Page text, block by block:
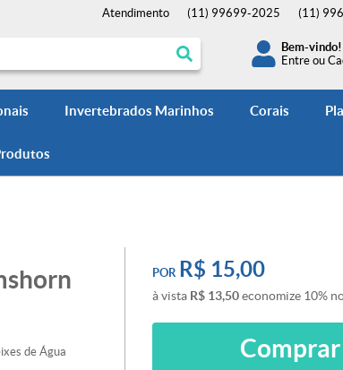
Atendimento (11) 99699-2025 (11)
Bem-vindo!
Entre ou
Invertebrados Marinhos Corais
de Água
POR R$ 15,00
à vista R$ 13,50economize 10%
Comprar